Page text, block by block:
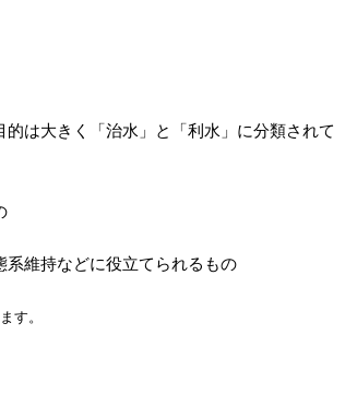
は大きく「治水」と「利水」に分類されて
系維持などに役立てられるもの
す。